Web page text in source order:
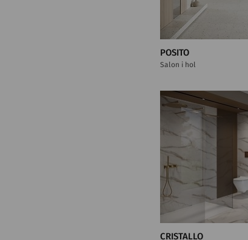
POSITO
Salon i hol
CRISTALLO